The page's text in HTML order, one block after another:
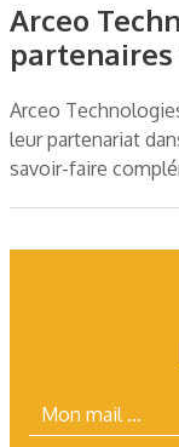
Arceo
Arceo
leur partenariat
savoir-faire